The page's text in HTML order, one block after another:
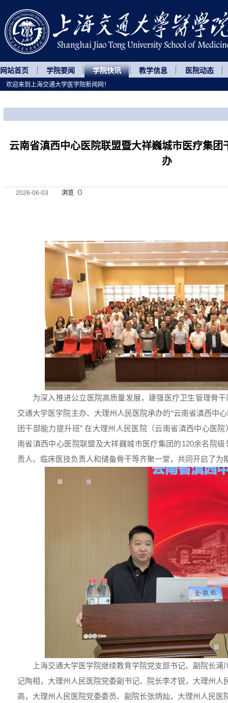
网站首页 学院要闻 学院快讯 教学信息 医院动态
云南省滇西中心医院联盟暨大祥巍城市医疗集团
办
2026-06-03 浏览（）
为深入推进公立医院高质量发展，建强医疗卫生管理骨
交通大学医学院主办、大理州人民医院承办的“云南省滇西中
团干部能力提升班” 在大理州人民医院（云南省滇西中心医
南省滇西中心医院联盟及大祥巍城市医疗集团的120余名院
责人、临床医技负责人和储备骨干等齐聚一堂，共同开启了为
上海交通大学医学院继续教育学院党支部书记、副院长
记陶相，大理州人民医院党委副书记、院长李才锐，大理州人
高，大理州人民医院党委委员、副院长张炳灿，大理州人民医
欢迎来到上海交通大学医学院新闻网！